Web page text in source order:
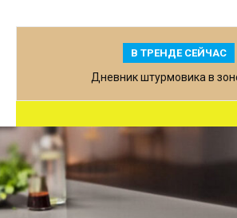
сам
В ТРЕНДЕ СЕЙЧАС
Родственные связи: кто кому кем